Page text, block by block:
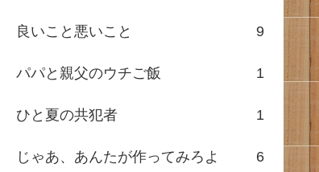
良いこと悪いこと 9
パパと親父のウチご飯 1
ひと夏の共犯者 1
じゃあ、あんたが作ってみろよ 6